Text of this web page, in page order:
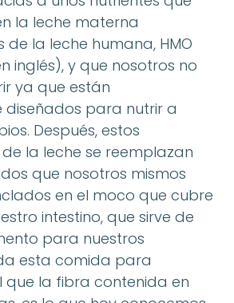
la leche materna
la leche humana, HMO
inglés), y que nosotros no
ya que están
diseñados para nutrir a
Después, estos
la leche se reemplazan
que nosotros mismos
en el moco que cubre
intestino, que sirve de
para nuestros
esta comida para
que la fibra contenida en